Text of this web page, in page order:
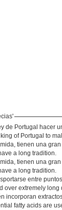
de Portugal hacer
of Portugal to
tienen una
a long tradition.
tienen una
a long tradition.
entre
over extremely long
incorporan
fatty acids are